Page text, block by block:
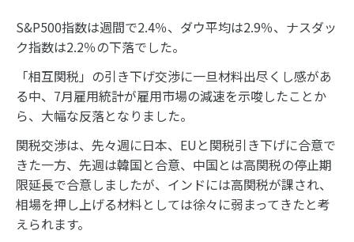
S&P500指数は週間で2.4％、ダウ平均は2.9％、ナスダッ
ク指数は2.2％の下落でした。
「相互関税」の引き下げ交渉に一旦材料出尽くし感があ
る中、7月雇用統計が雇用市場の減速を示唆したことか
ら、大幅な反落となりました。
関税交渉は、先々週に日本、EUと関税引き下げに合意で
きた一方、先週は韓国と合意、中国とは高関税の停止期
限延長で合意しましたが、インドには高関税が課され、
相場を押し上げる材料としては徐々に弱まってきたと考
えられます。